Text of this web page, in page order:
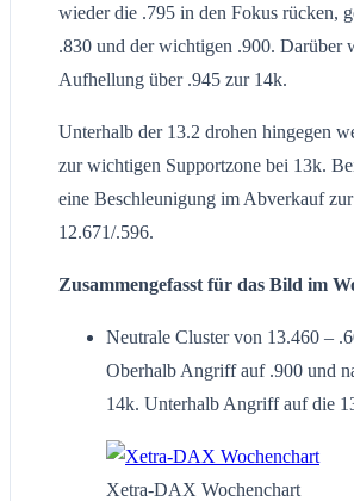
wieder die .795 in den Fokus rücken,
.830 und der wichtigen .900. Darüber
Aufhellung über .945 zur 14k.
Unterhalb der 13.2 drohen hingegen
zur wichtigen Supportzone bei 13k.
eine Beschleunigung im Abverkauf
12.671/.596.
Zusammengefasst für das Bild im
Neutrale Cluster von 13.460 –
Oberhalb Angriff auf .900 und
14k. Unterhalb Angriff auf die
Xetra-DAX Wochenchart